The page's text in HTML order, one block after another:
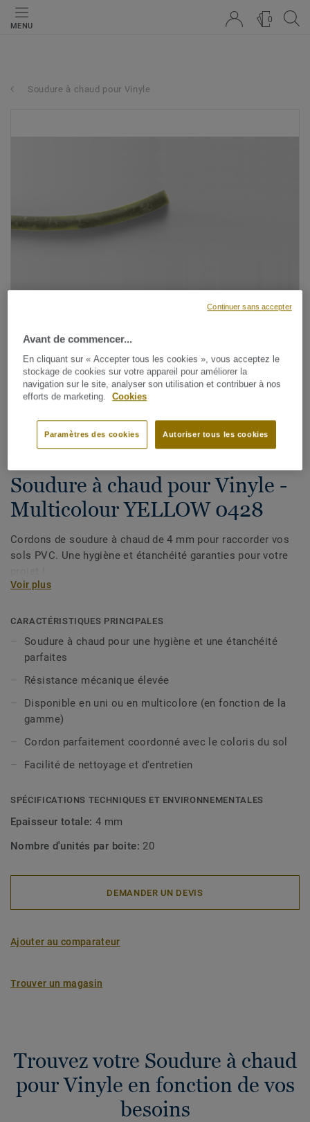
MENU
0
Soudure à chaud pour Vinyle
Voir tous les décors (1146)
Soudure à chaud pour Vinyle -
Multicolour YELLOW 0428
Cordons de soudure à chaud de 4 mm pour raccorder vos
sols PVC. Une hygiène et étanchéité garanties pour votre
Voir plus
CARACTÉRISTIQUES PRINCIPALES
Soudure à chaud pour une hygiène et une étanchéité
parfaites
Résistance mécanique élevée
Disponible en uni ou en multicolore (en fonction de la
gamme)
Cordon parfaitement coordonné avec le coloris du sol
Facilité de nettoyage et d'entretien
SPÉCIFICATIONS TECHNIQUES ET ENVIRONNEMENTALES
Epaisseur totale: 4 mm
Nombre d'unités par boite: 20
DEMANDER UN DEVIS
Ajouter au comparateur
Trouver un magasin
Trouvez votre Soudure à chaud
pour Vinyle en fonction de vos
besoins
Avant de commencer...
En cliquant sur « Accepter tous les cookies », vous acceptez le
stockage de cookies sur votre appareil pour améliorer la
navigation sur le site, analyser son utilisation et contribuer à nos
efforts de marketing.
Cookies
Autoriser tous les cookies
Paramètres des cookies
Continuer sans accepter